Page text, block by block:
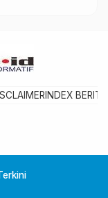
INDEX BERITA